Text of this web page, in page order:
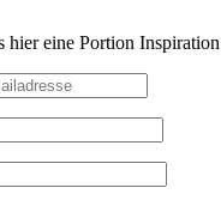
hier eine Portion